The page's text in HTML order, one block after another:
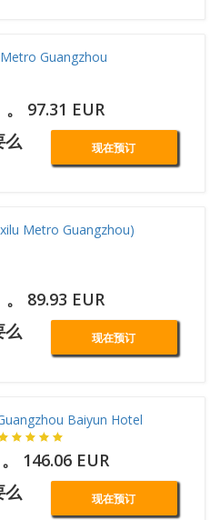
Guangzhou
97.31 EUR
么 现在预订
Metro Guangzhou)
89.93 EUR
么 现在预订
Baiyun Hotel
146.06 EUR
么 现在预订